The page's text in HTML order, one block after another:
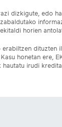
dizkigute, edo
horien
honetan ere,
irudi